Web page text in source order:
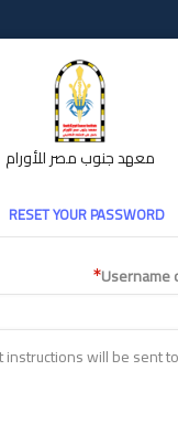
معهد جنوب مصر للأورام
RESET YOUR PASSWORD
Username
will be sent